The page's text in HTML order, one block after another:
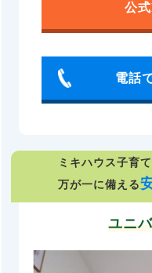
公
電話
ミキハウス子育
万が一に備える
ユニ